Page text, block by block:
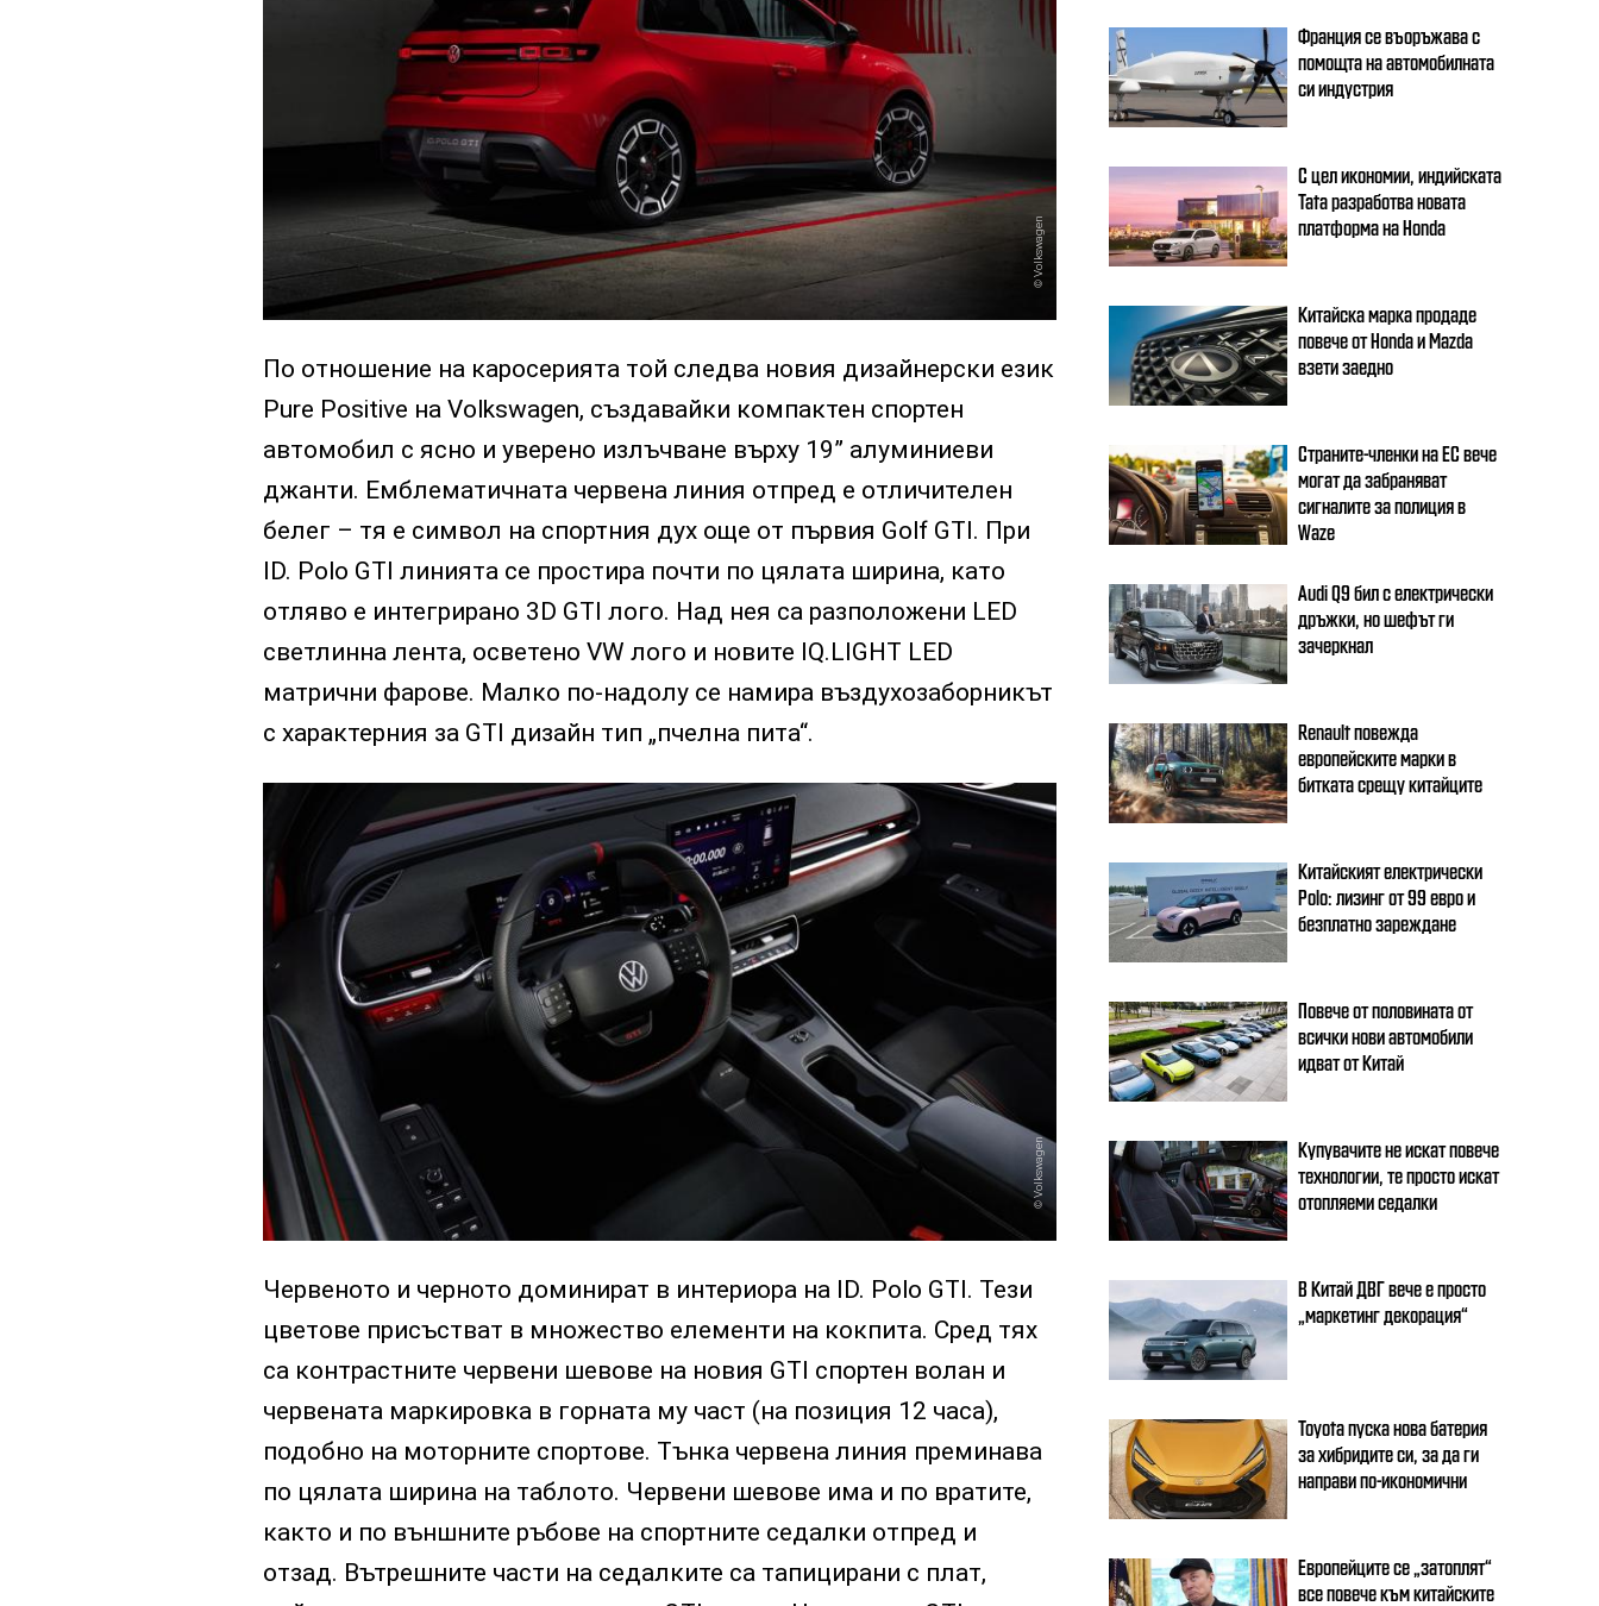
Volkswagen
По отношение на каросерията той следва новия дизайнерски език
Pure Positive на Volkswagen, създавайки компактен спортен
автомобил с ясно и уверено излъчване върху 19” алуминиеви
джанти. Емблематичната червена линия отпред е отличителен
белег – тя е символ на спортния дух още от първия Golf GTI. При
ID. Polo GTI линията се простира почти по цялата ширина, като
отляво е интегрирано 3D GTI лого. Над нея са разположени LED
светлинна лента, осветено VW лого и новите IQ.LIGHT LED
матрични фарове. Малко по-надолу се намира въздухозаборникът
с характерния за GTI дизайн тип „пчелна пита“.
Volkswagen
Червеното и черното доминират в интериора на ID. Polo GTI. Тези
цветове присъстват в множество елементи на кокпита. Сред тях
са контрастните червени шевове на новия GTI спортен волан и
червената маркировка в горната му част (на позиция 12 часа),
подобно на моторните спортове. Тънка червена линия преминава
по цялата ширина на таблото. Червени шевове има и по вратите,
както и по външните ръбове на спортните седалки отпред и
отзад. Вътрешните части на седалките са тапицирани с плат,
Франция се въоръжава с
помощта на автомобилната
си индустрия
С цел икономии, индийската
Tata разработва новата
платформа на Honda
Китайска марка продаде
повече от Honda и Mazda
взети заедно
Страните-членки на ЕС вече
могат да забраняват
сигналите за полиция в
Waze
Audi Q9 бил с електрически
дръжки, но шефът ги
зачеркнал
Renault повежда
европейските марки в
битката срещу китайците
Китайският електрически
Polo: лизинг от 99 евро и
безплатно зареждане
Повече от половината от
всички нови автомобили
идват от Китай
Купувачите не искат повече
технологии, те просто искат
отопляеми седалки
В Китай ДВГ вече е просто
„маркетинг декорация“
Toyota пуска нова батерия
за хибридите си, за да ги
направи по-икономични
Европейците се „затоплят“
все повече към китайските